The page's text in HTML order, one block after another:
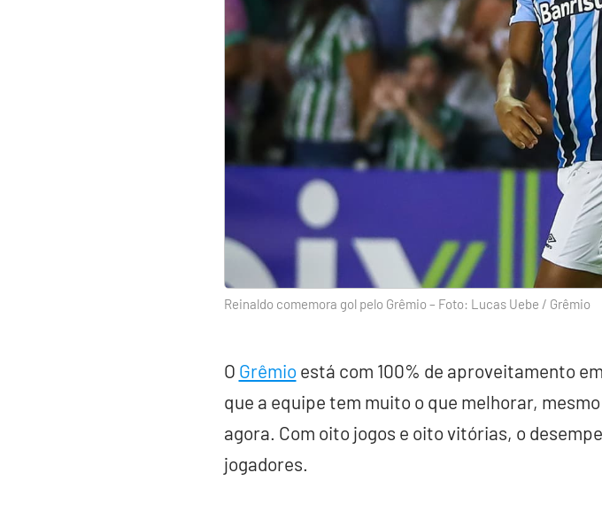
Reinaldo comemora gol pelo Grêmio – Foto: Lucas Uebe / Grêmio
O Grêmio está com 100% de aproveitamento
que a equipe tem muito o que melhorar,
agora. Com oito jogos e oito vitórias, o
jogadores.